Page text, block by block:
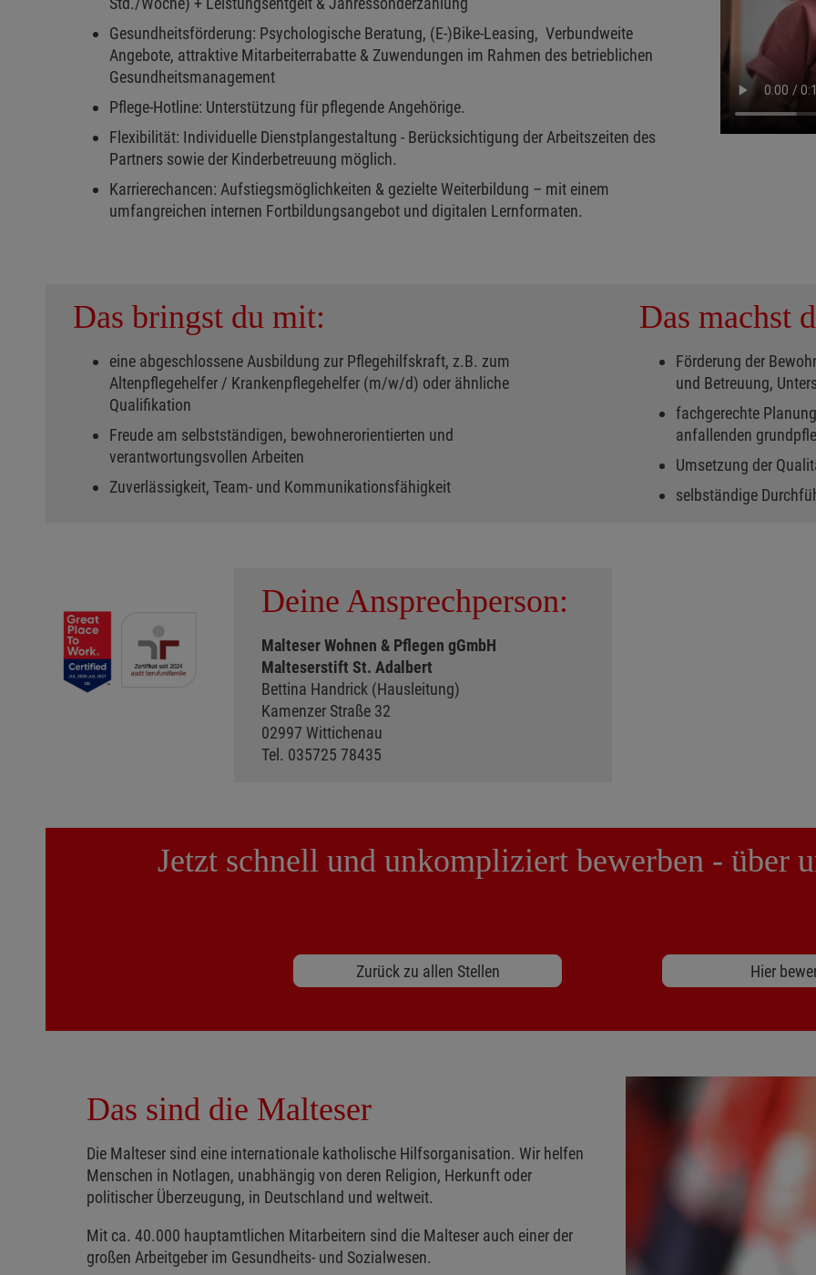
Gesundheitsförderung: Psychologische Beratung, (E-)Bike-Leasing, Verbundweite
Angebote, attraktive Mitarbeiterrabatte & Zuwendungen im Rahmen des betrieblichen
Gesundheitsmanagement
Pflege-Hotline: Unterstützung für pflegende Angehörige.
Flexibilität: Individuelle Dienstplangestaltung - Berücksichtigung der Arbeitszeiten des
Partners sowie der Kinderbetreuung möglich.
Karrierechancen: Aufstiegsmöglichkeiten & gezielte Weiterbildung – mit einem
umfangreichen internen Fortbildungsangebot und digitalen Lernformaten.
Das bringst du mit:
eine abgeschlossene Ausbildung zur Pflegehilfskraft, z.B. zum
Altenpflegehelfer / Krankenpflegehelfer (m/w/d) oder ähnliche
Qualifikation
​Freude am selbstständigen, bewohnerorientierten und
verantwortungsvollen Arbeiten
Zuverlässigkeit, Team- und Kommunikationsfähigkeit
Das machst
Förderung der
und Betreuung,
fachgerechte
anfallenden
Umsetzung der
selbständige
Deine Ansprechperson:
Malteser Wohnen & Pflegen gGmbH
Malteserstift St. Adalbert
Bettina Handrick (Hausleitung)
Kamenzer Straße 32
02997 Wittichenau
Tel. 035725 78435
Jetzt schnell und unkompliziert bewerben - über
Zurück zu allen Stellen Hier
Das sind die Malteser
Die Malteser sind eine internationale katholische Hilfsorganisation. Wir helfen
Menschen in Notlagen, unabhängig von deren Religion, Herkunft oder
politischer Überzeugung, in Deutschland und weltweit.
Mit ca. 40.000 hauptamtlichen Mitarbeitern sind die Malteser auch einer der
großen Arbeitgeber im Gesundheits- und Sozialwesen.